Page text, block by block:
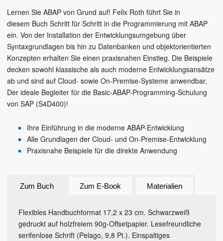
Lernen Sie ABAP von Grund auf! Felix Roth führt Sie in
diesem Buch Schritt für Schritt in die Programmierung mit ABAP
ein. Von der Installation der Entwicklungsumgebung über
Syntaxgrundlagen bis hin zu Datenbanken und objektorientierten
Konzepten erhalten Sie einen praxisnahen Einstieg. Die Beispiele
decken sowohl klassische als auch moderne Entwicklungsansätze
ab und sind auf Cloud- sowie On-Premise-Systeme anwendbar.
Der ideale Begleiter für die Basic-ABAP-Programming-Schulung
von SAP (S4D400)!
Ihre Einführung in die moderne ABAP-Entwicklung
Alle Grundlagen der Cloud- und On-Premise-Entwicklung
Praxisnahe Beispiele für die direkte Anwendung
Zum Buch Zum E-Book Materialien
Flexibles Handbuchformat 17,2 x 23 cm. Schwarzweiß
gedruckt auf holzfreiem 90g-Offsetpapier. Lesefreundliche
serifenlose Schrift (Pelago, 9,8 Pt.). Einspaltiges